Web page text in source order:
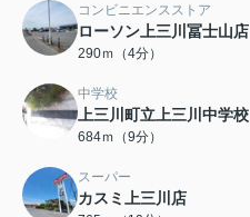
コンビニエンスストア
ローソン上三川冨士山店
290ｍ（4分）
中学校
上三川町立上三川中学校
684ｍ（9分）
スーパー
カスミ上三川店